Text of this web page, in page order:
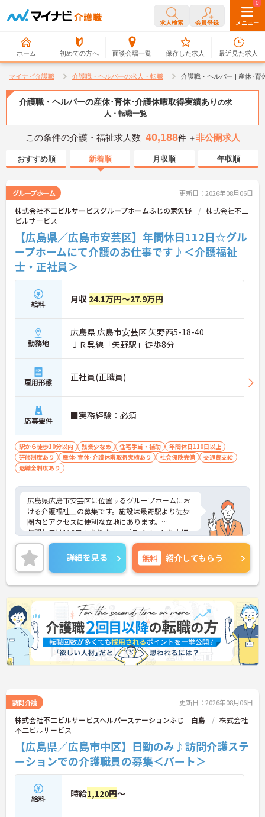
求人検索 会員登録 メニュー
ホーム 初めての方へ 面談会場一覧
0
保存した求人
0
最近見た求人
マイナビ介護職 介護職・ヘルパーの求人・転職 介護職・ヘルパー | 産休･育
介護職・ヘルパーの産休･育休･介護休暇取得実績あり の求
人・転職一覧
この条件の介護・福祉求人数 40,188件 ＋非公開求人
おすすめ順 新着順 月収順 年収順
グループホーム 更新日：2026年08月06日
株式会社不二ビルサービスグループホームふじの家矢野
株式会社不二
ビルサービス
【広島県／広島市安芸区】年間休日112日☆グル
ープホームにて介護のお仕事です♪＜介護福祉
士・正社員＞
給料 月収 24.1万円～27.9万円
勤務地
広島県 広島市安芸区 矢野西5-18-40
ＪＲ呉線「矢野駅」徒歩8分
雇用形態 正社員(正職員)
応募要件 ■実務経験：必須
駅から徒歩10分以内 残業少なめ 住宅手当・補助
年間休日110日以上
研修制度あり
産休･育休･介護休暇取得実績あり 社会保険完備
交通費支給
退職金制度あり
広島県広島市安芸区に位置するグループホームにお
ける介護福祉士の募集です。施設は最寄駅より徒歩
圏内とアクセスに便利な立地にあります。
年間休日は112日もあります。プライベートを大切
にしながらご勤務いただけます。資格やこれまでの
経験を活かしながらご勤務いただける環境です。
ご興味のある方には、面接対策ポイントなど、さら
に詳細をご案内しますのでお気軽にご相談くださ
い！
詳細を見る 無料 紹介してもらう
訪問介護 更新日：2026年08月06日
株式会社不二ビルサービスヘルパーステーションふじ 白島
株式会社
不二ビルサービス
【広島県／広島市中区】日勤のみ♪訪問介護ステ
ーションでの介護職員の募集＜パート＞
給料 時給1,120円～